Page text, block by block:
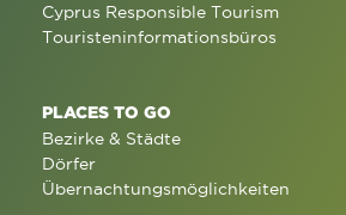
Cyprus Responsible Tourism
Touristeninformationsbüros
PLACES TO GO
Bezirke & Städte
Dörfer
Übernachtungsmöglichkeiten